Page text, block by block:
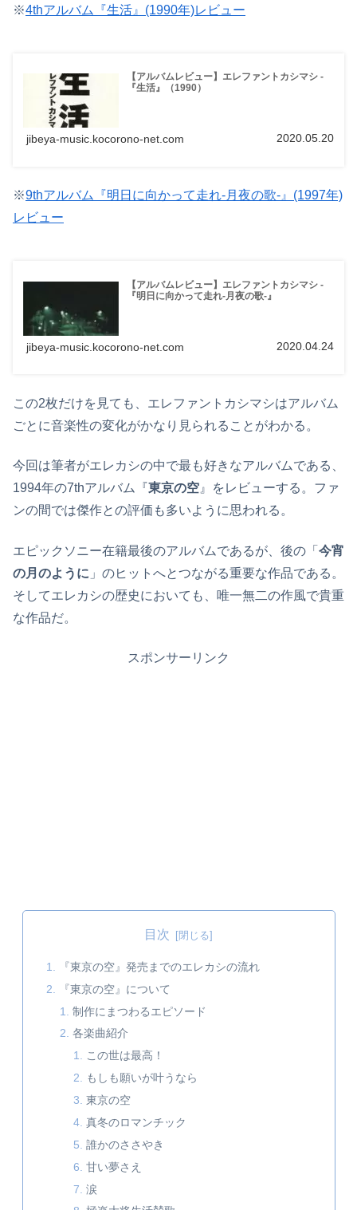
※4thアルバム『生活』(1990年)レビュー
【アルバムレビュー】エレファントカシマシ -
『生活』（1990）
jibeya-music.kocorono-net.com 2020.05.20
※9thアルバム『明日に向かって走れ-月夜の歌-』(1997年)
レビュー
【アルバムレビュー】エレファントカシマシ -
『明日に向かって走れ-月夜の歌-』
jibeya-music.kocorono-net.com 2020.04.24
この2枚だけを見ても、エレファントカシマシはアルバム
ごとに音楽性の変化がかなり見られることがわかる。
今回は筆者がエレカシの中で最も好きなアルバムである、
1994年の7thアルバム『東京の空 』をレビューする。ファ
ンの間では傑作との評価も多いように思われる。
エピックソニー在籍最後のアルバムであるが、後の「 今宵
の月のように 」のヒットへとつながる重要な作品である。
そしてエレカシの歴史においても、唯一無二の作風で貴重
な作品だ。
スポンサーリンク
目次
『東京の空』発売までのエレカシの流れ
『東京の空』について
制作にまつわるエピソード
各楽曲紹介
この世は最高！
もしも願いが叶うなら
東京の空
真冬のロマンチック
誰かのささやき
甘い夢さえ
涙